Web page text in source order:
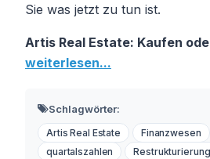
Sie was jetzt zu tun ist.
Artis Real Estate: Kaufen
weiterlesen...
Schlagwörter:
Artis Real Estate Finanzwesen
quartalszahlen
Restrukturierung